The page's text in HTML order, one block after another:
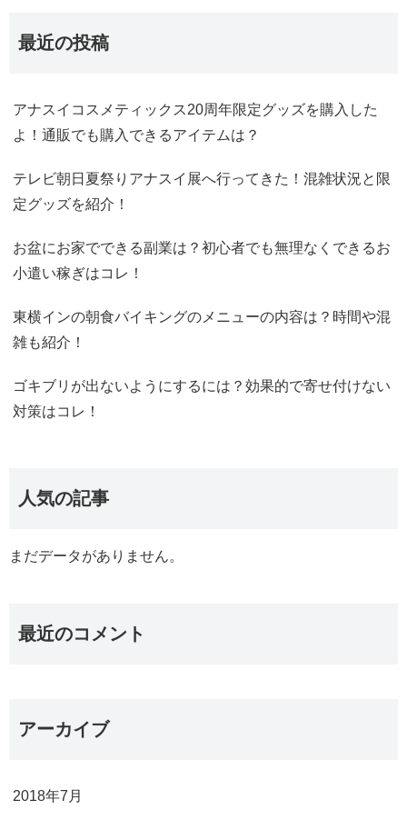
最近の投稿
アナスイコスメティックス20周年限定グッズを購入した
よ！通販でも購入できるアイテムは？
テレビ朝日夏祭りアナスイ展へ行ってきた！混雑状況と限
定グッズを紹介！
お盆にお家でできる副業は？初心者でも無理なくできるお
小遣い稼ぎはコレ！
東横インの朝食バイキングのメニューの内容は？時間や混
雑も紹介！
ゴキブリが出ないようにするには？効果的で寄せ付けない
対策はコレ！
人気の記事
まだデータがありません。
最近のコメント
アーカイブ
2018年7月